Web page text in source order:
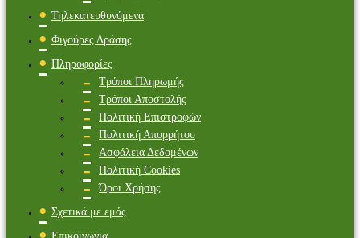
Τηλεκατευθυνόμενα
Φιγούρες Δράσης
Πληροφορίες
Τρόποι Πληρωμής
Τρόποι Αποστολής
Πολιτική Επιστροφών
Πολιτική Απορρήτου
Ασφάλεια Δεδομένων
Πολιτική Cookies
Όροι Χρήσης
Σχετικά με εμάς